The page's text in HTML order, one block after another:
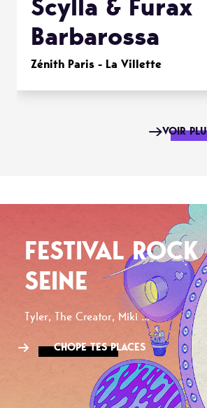
Scylla & Furax
Barbarossa
Zénith Paris - La Villette
VOIR
FESTIVAL ROCK
SEINE
Tyler, The Creator, Miki ...
CHOPE TES PLACES